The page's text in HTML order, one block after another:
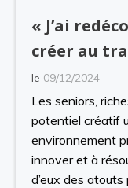
« J’ai
créer au
le 09/12/2024
Les seniors,
potentiel créatif
environnement
innover et à
d’eux des